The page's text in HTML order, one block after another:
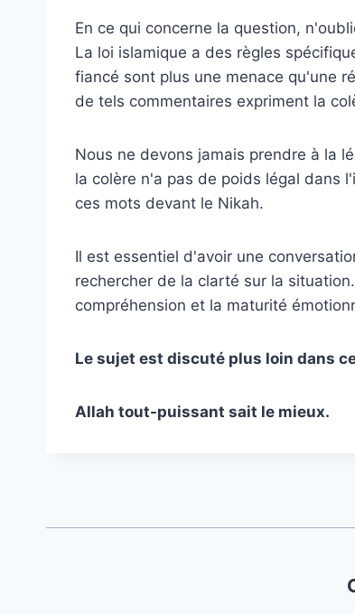
En ce qui concerne la question,
La loi islamique a des règles
fiancé sont plus une menace qu'une
de tels commentaires expriment la
Nous ne devons jamais prendre à la
la colère n'a pas de poids légal dans
ces mots devant le Nikah.
Il est essentiel d'avoir une
rechercher de la clarté sur la
compréhension et la maturité
Le sujet est discuté plus loin dans
Allah tout-puissant sait le mieux.